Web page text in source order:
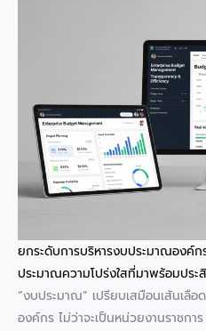
ยกระดับการบริหารงบประมาณองค์
ประมาณความโปร่งใสที่มาพร้อมประ
“งบประมาณ” เปรียบเสมือนเส้นเลื
องค์กร ไม่ว่าจะเป็นหน่วยงานราชการ